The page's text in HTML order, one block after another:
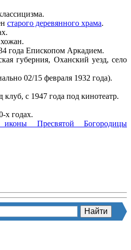
старого деревянного храма.
года Епископом Аркадием.
губерния, Оханский уезд, село
02/15 февраля 1932 года).
клуб, с 1947 года под кинотеатр.
х годах.
Пресвятой Богородицы